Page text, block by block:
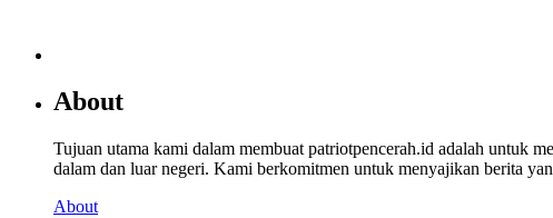
About
Tujuan utama kami dalam membuat patriotpencerah.id adalah untuk
dalam dan luar negeri. Kami berkomitmen untuk menyajikan berita
About